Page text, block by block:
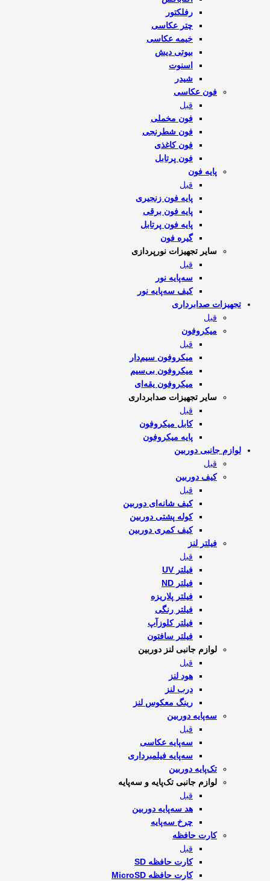
رفلکتور
چتر عکاسی
خیمه عکاسی
بیوتی دیش
اسنوت
شیدر
فون عکاسی
قبل
فون مخملی
فون شطرنجی
فون کاغذی
فون پرتابل
پایه فون
قبل
پایه فون زنجیری
پایه فون برقی
پایه فون پرتابل
گیره فون
سایر تجهیزات نورپردازی
قبل
سه‌پایه نور
کیف سه‌پایه نور
تجهیزات صدابرداری
قبل
میکروفون
قبل
میکروفون سیم‌دار
میکروفون بی‌سیم
میکروفون یقه‌ای
سایر تجهیزات صدابرداری
قبل
کابل میکروفون
پایه میکروفون
لوازم جانبی دوربین
قبل
کیف دوربین
قبل
کیف شانه‌ای دوربین
کوله پشتی دوربین
کیف کمری دوربین
فیلتر لنز
قبل
فیلتر UV
فیلتر ND
فیلتر پلاریزه
فیلتر رنگی
فیلتر کلوزآپ
فیلتر سافتون
لوازم جانبی لنز دوربین
قبل
هود لنز
درب لنز
رینگ معکوس لنز
سه‌پایه دوربین
قبل
سه‌پایه عکاسی
سه‌پایه فیلمبرداری
تک‌پایه دوربین
لوازم جانبی تک‌پایه و سه‌پایه
قبل
هد سه‌پایه دوربین
چرخ سه‌پایه
کارت حافظه
قبل
کارت حافظه SD
کارت حافظه MicroSD